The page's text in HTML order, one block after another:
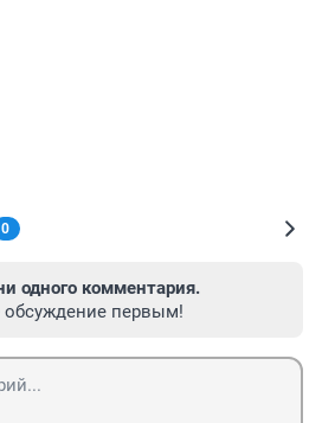
0
одного комментария.
обсуждение первым!